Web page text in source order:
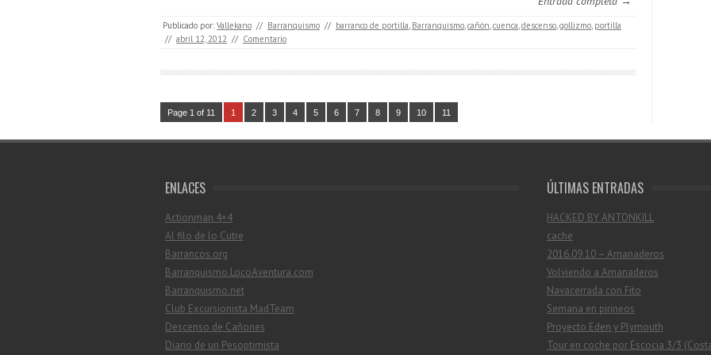
Publicado por: Vallekano // Barranquismo // barranco de portilla Barranquismo cañón cuenca descenso gollizmo portilla
// abril 12, 2012 // Comentario
Page 1 of 11 1 2 3 4 5 6 7 8 9 10 11
ENLACES
Actionman 4×4
Al filo de lo Cutre
Barrancos.org
Barranquismo.LocoAventura.com
Barranquismo.net
Club Excursionista MadTeam
Descenso de Cañones
Diario de un Pesoptimista
ÚLTIMAS ENTRADAS
HACKED BY ANTONKILL
cache
2016.09.10 – Amanaderos
Volviendo a Amanaderos
Navacerrada con Fito
Semana en pirineos
Proyecto Eden y Plymouth
Tour en coche por Escocia 3/3